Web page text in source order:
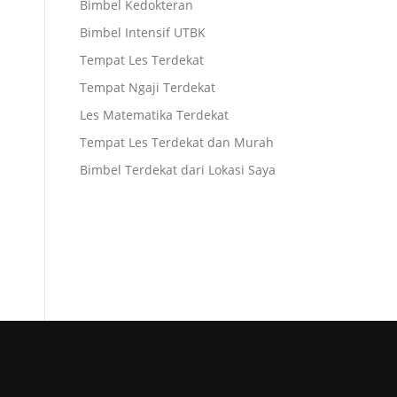
Bimbel Kedokteran
Bimbel Intensif UTBK
Tempat Les Terdekat
Tempat Ngaji Terdekat
Les Matematika Terdekat
Tempat Les Terdekat dan Murah
Bimbel Terdekat dari Lokasi Saya